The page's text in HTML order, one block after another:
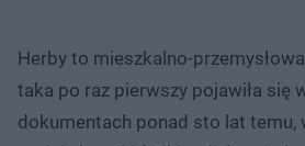
Herby to mieszkalno-
taka po raz pierwszy pojawiła się
dokumentach ponad sto lat temu,